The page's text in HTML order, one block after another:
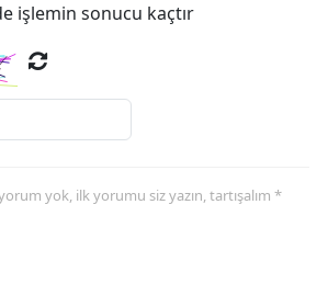
Niğde
işlemin sonucu kaçtır
yok, ilk yorumu siz yazın, tartışalım *